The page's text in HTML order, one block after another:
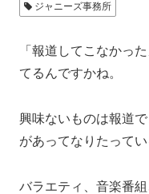
ジャニーズ事務所
「報道してこなかっ
てるんですかね。
興味ないものは報道
があってなりたってい
バラエティ、音楽番